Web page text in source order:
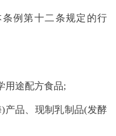
例第十二条规定的行
用途配方食品;
产品、现制乳制品(发酵